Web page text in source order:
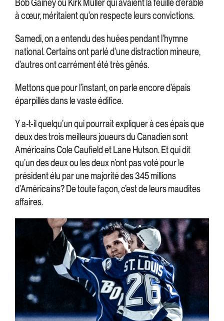
à cœur, méritaient qu’on respecte leurs convictions.
Samedi, on a entendu des huées pendant l’hymne
national. Certains ont parlé d’une distraction mineure,
d’autres ont carrément été très gênés.
Mettons que pour l’instant, on parle encore d’épais
éparpillés dans le vaste édifice.
Y a-t-il quelqu’un qui pourrait expliquer à ces épais que
deux des trois meilleurs joueurs du Canadien sont
Américains Cole Caufield et Lane Hutson. Et qui dit
qu’un des deux ou les deux n’ont pas voté pour le
président élu par une majorité des 345 millions
d’Américains? De toute façon, c’est de leurs maudites
affaires.